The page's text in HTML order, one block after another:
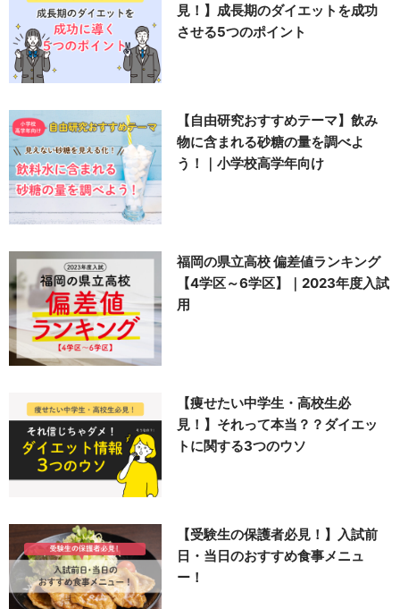
見！】成長期のダイエットを成功
させる5つのポイント
【自由研究おすすめテーマ】飲み
物に含まれる砂糖の量を調べよ
う！｜小学校高学年向け
福岡の県立高校 偏差値ランキング
【4学区～6学区】｜2023年度入試
用
【痩せたい中学生・高校生必
見！】それって本当？？ダイエッ
トに関する3つのウソ
【受験生の保護者必見！】入試前
日・当日のおすすめ食事メニュ
ー！